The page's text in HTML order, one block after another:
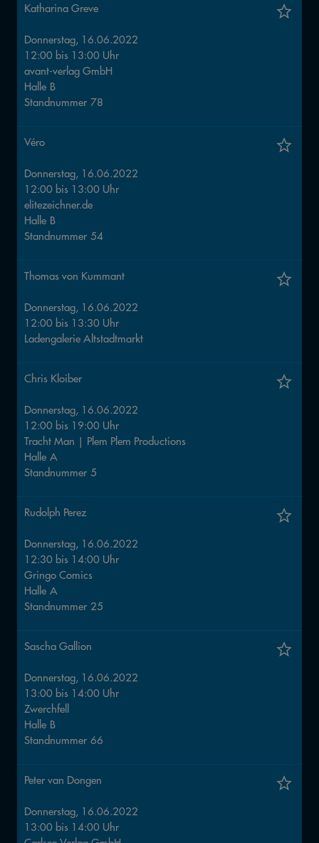
Katharina Greve
Donnerstag, 16.06.2022
12:00 bis 13:00 Uhr
avant-verlag GmbH
Halle B
Standnummer 78
Véro
Donnerstag, 16.06.2022
12:00 bis 13:00 Uhr
elitezeichner.de
Halle B
Standnummer 54
Thomas von Kummant
Donnerstag, 16.06.2022
12:00 bis 13:30 Uhr
Ladengalerie Altstadtmarkt
Chris Kloiber
Donnerstag, 16.06.2022
12:00 bis 19:00 Uhr
Tracht Man | Plem Plem Productions
Halle A
Standnummer 5
Rudolph Perez
Donnerstag, 16.06.2022
12:30 bis 14:00 Uhr
Gringo Comics
Halle A
Standnummer 25
Sascha Gallion
Donnerstag, 16.06.2022
13:00 bis 14:00 Uhr
Zwerchfell
Halle B
Standnummer 66
Peter van Dongen
Donnerstag, 16.06.2022
13:00 bis 14:00 Uhr